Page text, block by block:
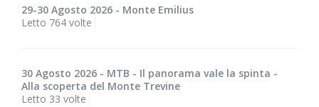
29-30 Agosto 2026 - Monte Emilius
Letto 764 volte
30 Agosto 2026 - MTB - Il panorama vale la spinta -
Alla scoperta del Monte Trevine
Letto 33 volte